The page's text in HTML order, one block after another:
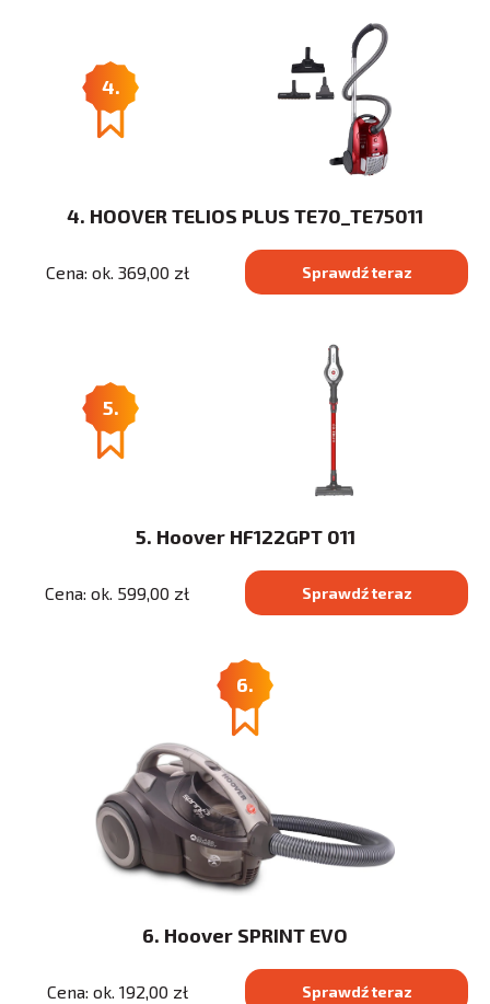
4.
4. HOOVER TELIOS PLUS TE70_TE75011
Cena: ok. 369,00 zł Sprawdź teraz
5.
5. Hoover HF122GPT 011
Cena: ok. 599,00 zł Sprawdź teraz
6.
6. Hoover SPRINT EVO
Cena: ok. 192,00 zł Sprawdź teraz